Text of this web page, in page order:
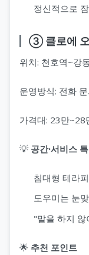
정신적으로
③ 클로에
위치: 천호역~강
운영방식: 전화
가격대: 23만~28
💡 공간·서비스
침대형 테라
도우미는 눈
"말을 하지
🌟 추천 포인트